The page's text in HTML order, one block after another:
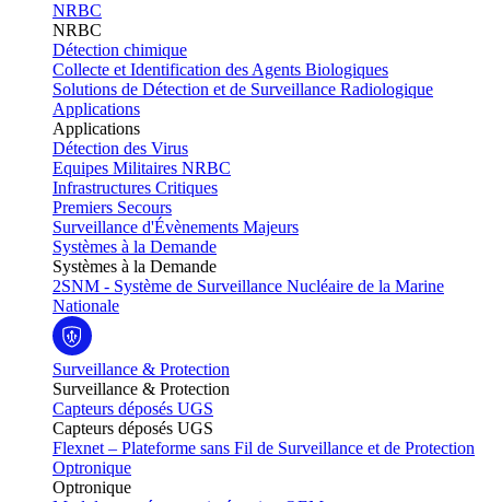
NRBC
NRBC
Détection chimique
Collecte et Identification des Agents Biologiques
Solutions de Détection et de Surveillance Radiologique
Applications
Applications
Détection des Virus
Equipes Militaires NRBC
Infrastructures Critiques
Premiers Secours
Surveillance d'Évènements Majeurs
Systèmes à la Demande
Systèmes à la Demande
2SNM - Système de Surveillance Nucléaire de la Marine
Nationale
Surveillance & Protection
Surveillance & Protection
Capteurs déposés UGS
Capteurs déposés UGS
Flexnet – Plateforme sans Fil de Surveillance et de Protection
Optronique
Optronique